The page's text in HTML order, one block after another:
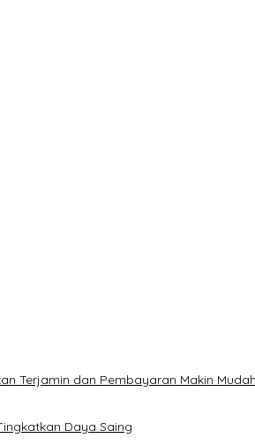
Terjamin dan Pembayaran Makin
Daya Saing